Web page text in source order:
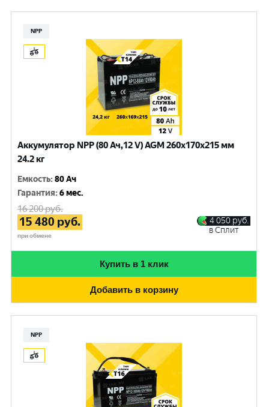
NPP
Аккумулятор NPP (80 Ач,12 V) AGM 260x170x215 мм
24.2 кг
Емкость:80 Ач
Гарантия:6 мес.
16 200руб.
15 480 руб.
при обмене
4 050 руб.
в Сплит
Купить в 1 клик
Добавить в корзину
NPP